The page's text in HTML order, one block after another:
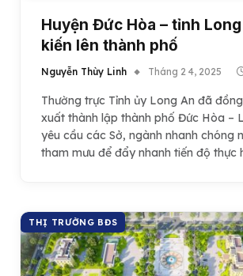
Huyện Đức Hòa – tỉnh
kiến lên thành phố
Nguyễn Thùy Linh Tháng 2 4, 2025
Thường trực Tỉnh ủy Long An đã
xuất thành lập thành phố Đức Hòa –
yêu cầu các Sở, ngành nhanh chóng
tham mưu để đẩy nhanh tiến độ thực
THỊ TRƯỜNG BĐS